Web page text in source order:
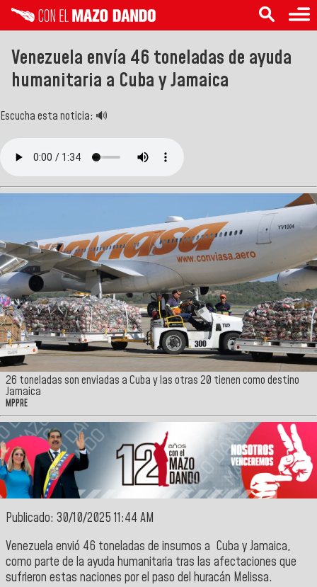
Venezuela envía 46 toneladas de ayuda
humanitaria a Cuba y Jamaica
Escucha esta noticia: 🔊
26 toneladas son enviadas a Cuba y las otras 20 tienen como destino
Jamaica
MPPRE
Publicado: 30/10/2025 11:44 AM
Venezuela envió 46 toneladas de insumos a Cuba yJamaica,
como parte de la ayuda humanitaria tras las afectaciones que
sufrieron estas naciones por el paso del huracán Melissa.